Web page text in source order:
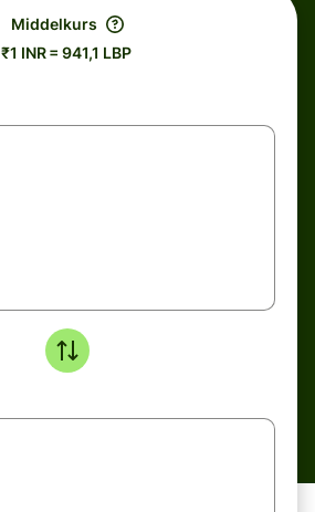
Middelkurs
₹1 INR = 941,1 LBP